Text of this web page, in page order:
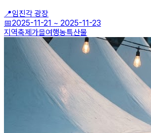
📍임진각 광장
📅2025-11-21 ~ 2025-11-23
지역축제가을여행농특산물